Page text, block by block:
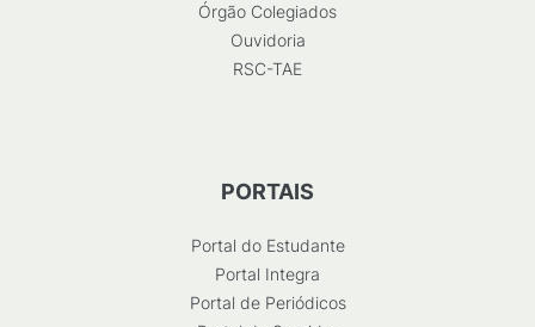
Órgão Colegiados
Ouvidoria
RSC-TAE
PORTAIS
Portal do Estudante
Portal Integra
Portal de Periódicos